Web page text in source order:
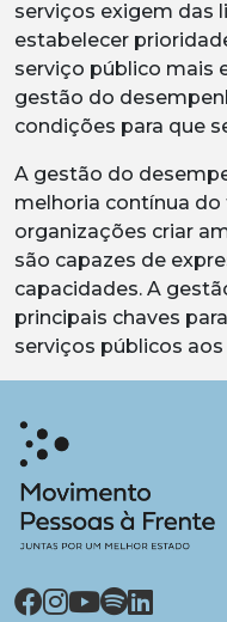
serviços exigem das
estabelecer
serviço público mais
gestão do
condições para que
A gestão do
melhoria contínua
organizações criar
são capazes de
capacidades. A
principais chaves
serviços públicos